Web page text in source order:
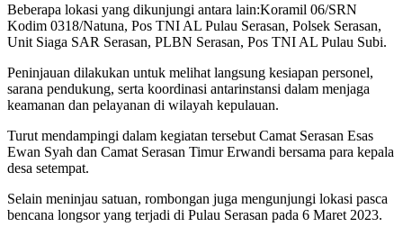
Beberapa lokasi yang dikunjungi antara lain:Koramil 06/SRN
Kodim 0318/Natuna, Pos TNI AL Pulau Serasan, Polsek Serasan,
Unit Siaga SAR Serasan, PLBN Serasan, Pos TNI AL Pulau Subi.
Peninjauan dilakukan untuk melihat langsung kesiapan personel,
sarana pendukung, serta koordinasi antarinstansi dalam menjaga
keamanan dan pelayanan di wilayah kepulauan.
Turut mendampingi dalam kegiatan tersebut Camat Serasan Esas
Ewan Syah dan Camat Serasan Timur Erwandi bersama para kepala
desa setempat.
Selain meninjau satuan, rombongan juga mengunjungi lokasi pasca
bencana longsor yang terjadi di Pulau Serasan pada 6 Maret 2023.